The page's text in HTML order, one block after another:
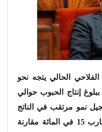
الحالي يتجه نحو
إنتاج الحبوب حوالي
نمو مرتقب في الناتج
الداخلي الخام الفلاحي بنسبة تقارب 15 في المائة مقارنة